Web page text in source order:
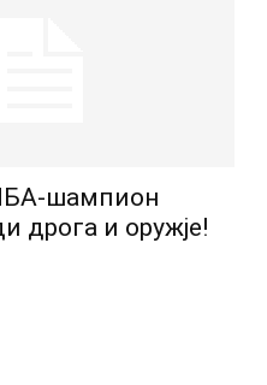
шампион
дрога и оружје!